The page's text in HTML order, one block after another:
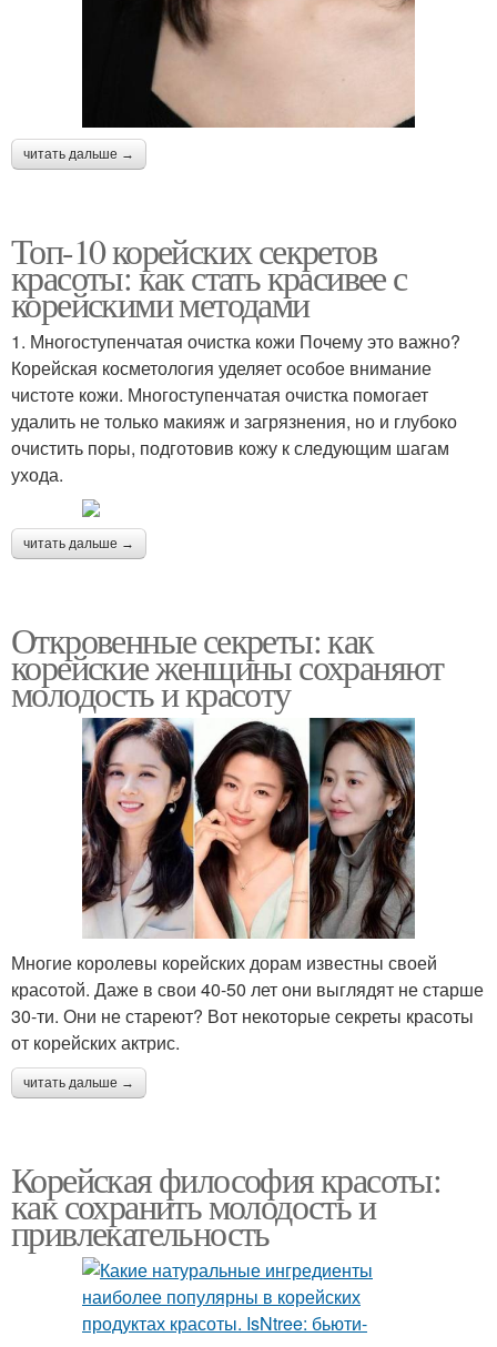
читать дальше →
Топ-10 корейских секретов
красоты: как стать красивее с
корейскими методами
1. Многоступенчатая очистка кожи Почему это важно?
Корейская косметология уделяет особое внимание
чистоте кожи. Многоступенчатая очистка помогает
удалить не только макияж и загрязнения, но и глубоко
очистить поры, подготовив кожу к следующим шагам
ухода.
читать дальше →
Откровенные секреты: как
корейские женщины сохраняют
молодость и красоту
Многие королевы корейских дорам известны своей
красотой. Даже в свои 40-50 лет они выглядят не старше
30-ти. Они не стареют? Вот некоторые секреты красоты
от корейских актрис.
читать дальше →
Корейская философия красоты:
как сохранить молодость и
привлекательность